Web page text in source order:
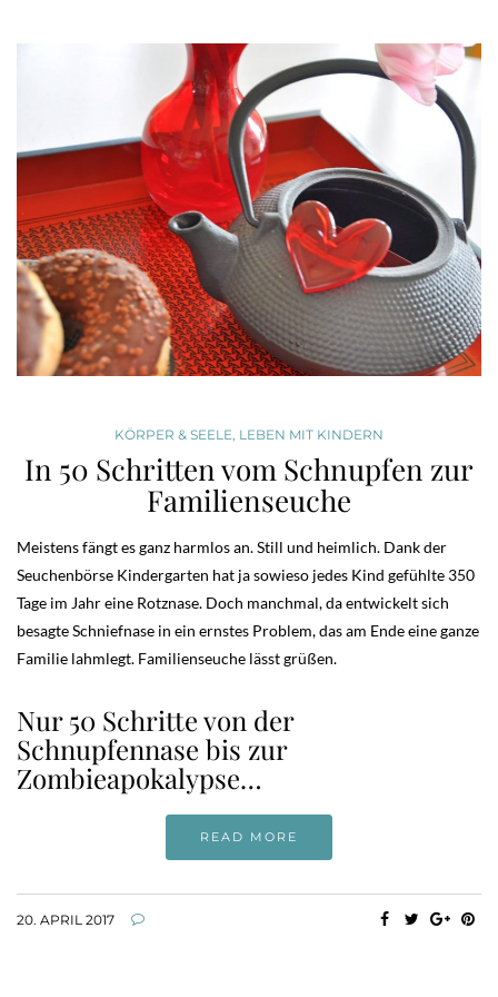
KÖRPER & SEELE, LEBEN MIT KINDERN
In 50 Schritten vom Schnupfen zur
Familienseuche
Meistens fängt es ganz harmlos an. Still und heimlich. Dank der
Seuchenbörse Kindergarten hat ja sowieso jedes Kind gefühlte 350
Tage im Jahr eine Rotznase. Doch manchmal, da entwickelt sich
besagte Schniefnase in ein ernstes Problem, das am Ende eine ganze
Familie lahmlegt. Familienseuche lässt grüßen.
Nur 50 Schritte von der
Schnupfennase bis zur
Zombieapokalypse…
READ MORE
20. APRIL 2017